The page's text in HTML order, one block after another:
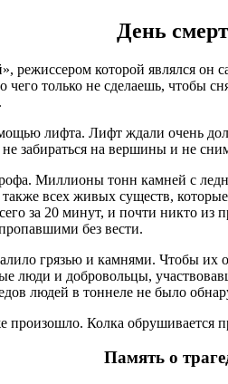
День
которой являлся он
только не сделаешь, чтобы
лифта. Лифт ждали очень
забираться на вершины и не
Миллионы тонн камней с
всех живых существ,
за 20 минут, и почти никто из
без вести.
грязью и камнями. Чтобы
люди и добровольцы,
людей в тоннеле не было
Колка
Память о